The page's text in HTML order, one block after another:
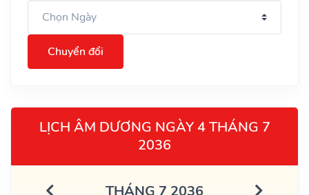
Chuyển đổi
LỊCH ÂM DƯƠNG NGÀY 4 THÁNG 7
2036
THÁNG 7 2036